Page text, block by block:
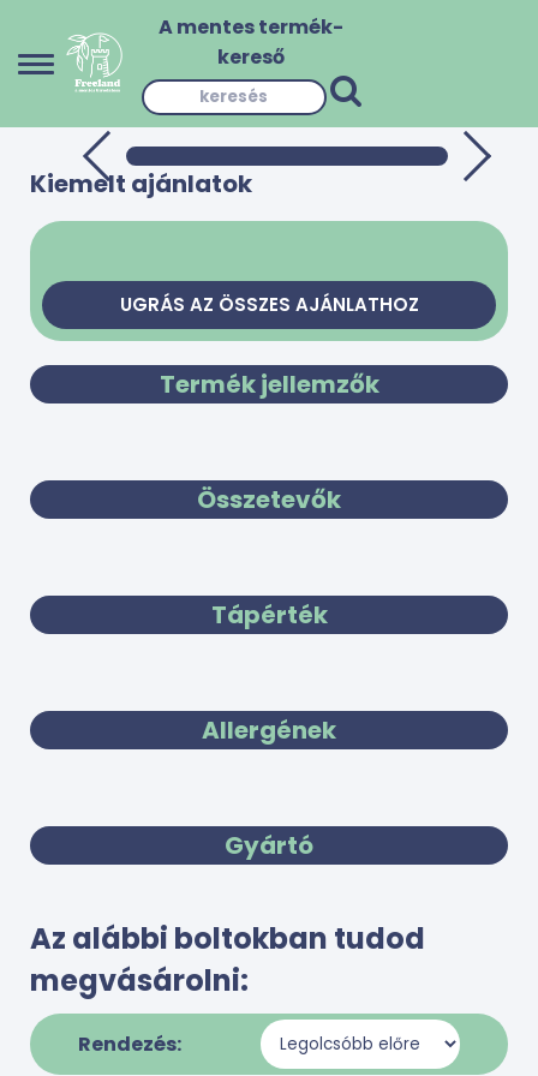
A mentes termék-
kereső
Kiemelt ajánlatok
UGRÁS AZ ÖSSZES AJÁNLATHOZ
Termék jellemzők
Összetevők
Tápérték
Allergének
Gyártó
Az alábbi boltokban tudod
megvásárolni:
Rendezés: